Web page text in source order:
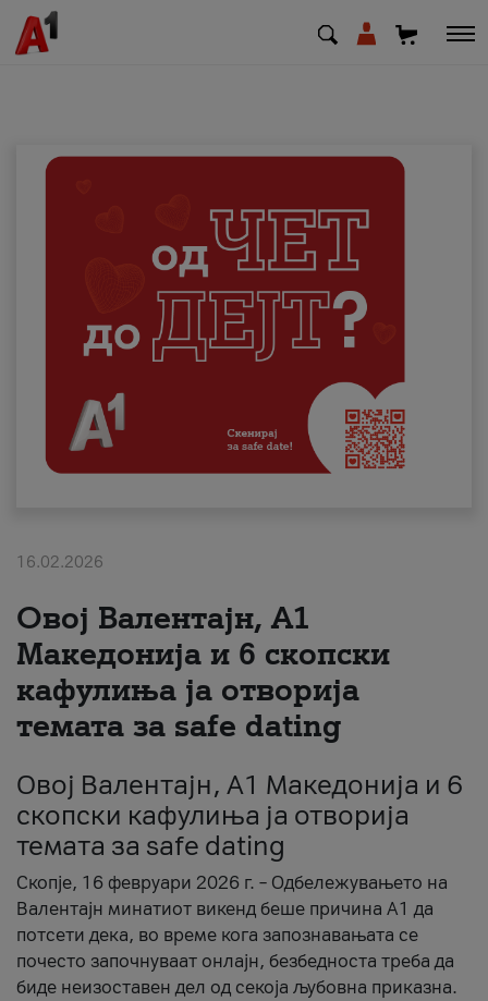
Деловни
Поддршка
Надополни кредит
Плати сметка
#ПодобарОнлајн
16.02.2026
Овој Валентајн, A1
Македонија и 6 скопски
кафулиња ја отворија
темата за safe dating
Овој Валентајн, A1 Македонија и 6
скопски кафулиња ја отворија
темата за safe dating
Скопје, 16 февруари 2026 г. – Одбележувањето на
Валентајн минатиот викенд беше причина А1 да
потсети дека, во време кога запознавањата се
почесто започнуваат онлајн, безбедноста треба да
биде неизоставен дел од секоја љубовна приказна.